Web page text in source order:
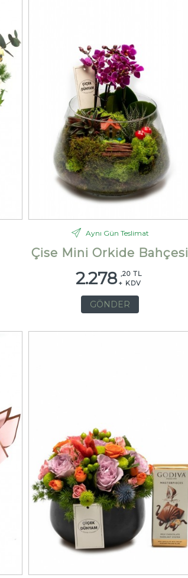
Aynı Gün Teslimat
Çise Mini Orkide Bahçesi
2.278 ,20 TL
+ KDV
GÖNDER